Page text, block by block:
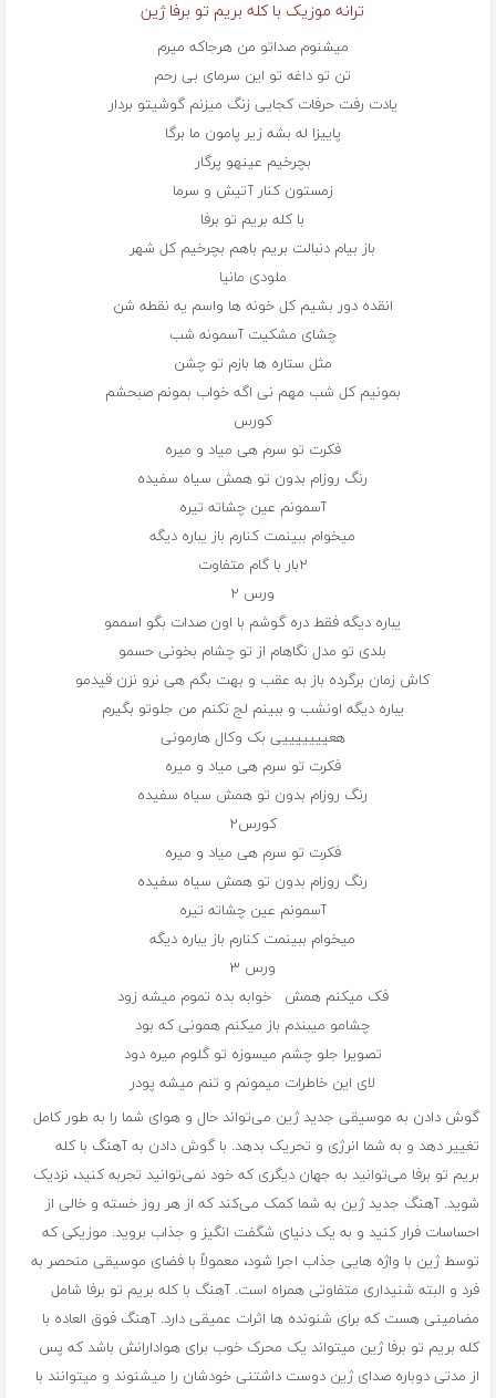
ترانه موزیک با کله بریم تو برفا ژین
میشنوم صداتو من هرجاکه میرم
تن تو داغه تو این سرمای بی رحم
یادت رفت حرفات کجایی زنگ میزنم گوشیتو بردار
پاییزا له بشه زیر پامون ما برگا
بچرخیم عینهو پرگار
زمستون کنار آتیش و سرما
با کله بریم تو برفا
باز بیام دنبالت بریم باهم بچرخیم کل شهر
ملودی مانیا
انقده دور بشیم کل خونه ها واسم یه نقطه شن
چشای مشکیت آسمونه شب
مثل ستاره ها بازم تو چشن
بمونیم کل شب مهم نی اگه خواب بمونم صبحشم
کورس
فکرت تو سرم هی میاد و میره
رنگ روزام بدون تو همش سیاه سفیده
آسمونم عین چشاته تیره
میخوام ببینمت کنارم باز یباره دیگه
۲بار با گام متفاوت
ورس ۲
یباره دیگه فقط دره گوشم با اون صدات بگو اسممو
بلدی تو مدل نگاهام از تو چشام بخونی حسمو
کاش زمان برگرده باز به عقب و بهت بگم هی نرو نزن قیدمو
یباره دیگه اونشب و ببینم لج نکنم من جلوتو بگیرم
هعیییییییی بک وکال هارمونی
فکرت تو سرم هی میاد و میره
رنگ روزام بدون تو همش سیاه سفیده
کورس۲
فکرت تو سرم هی میاد و میره
رنگ روزام بدون تو همش سیاه سفیده
آسمونم عین چشاته تیره
میخوام ببینمت کنارم باز یباره دیگه
ورس ۳
فک میکنم همش خوابه بده تموم میشه زود
چشامو میبندم باز میکنم همونی که بود
تصویرا جلو چشم میسوزه تو گلوم میره دود
لای این خاطرات میمونم و تنم میشه پودر
گوش دادن به موسیقی جدید ژین می‌تواند حال و هوای شما را به طور کامل
تغییر دهد و به شما انرژی و تحریک بدهد. با گوش دادن به آهنگ با کله
بریم تو برفا می‌توانید به جهان دیگری که خود نمی‌توانید تجربه کنید، نزدیک
شوید. آهنگ‌ جدید ژین به شما کمک می‌کند که از هر روز خسته و خالی از
احساسات فرار کنید و به یک دنیای شگفت انگیز و جذاب بروید. موزیکی که
توسط ژین با واژه هایی جذاب اجرا شود، معمولاً با فضای موسیقی منحصر به
فرد و البته شنیداری متفاوتی همراه است. آهنگ با کله بریم تو برفا شامل
مضامینی هست که برای شنونده ها اثرات عمیقی دارد. آهنگ فوق العاده با
کله بریم تو برفا ژین میتواند یک محرک خوب برای هوادارانش باشد که پس
از مدتی دوباره صدای ژین دوست داشتنی خودشان را میشنوند و میتوانند با